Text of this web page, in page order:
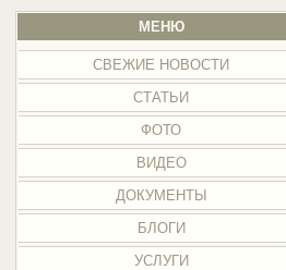
МЕНЮ
СВЕЖИЕ НОВОСТИ
СТАТЬИ
ФОТО
ВИДЕО
ДОКУМЕНТЫ
БЛОГИ
УСЛУГИ